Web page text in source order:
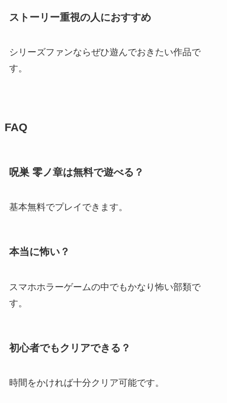
ストーリー重視の人におすすめ
シリーズファンならぜひ遊んでおきたい作品で
す。
FAQ
呪巣 零ノ章は無料で遊べる？
基本無料でプレイできます。
本当に怖い？
スマホホラーゲームの中でもかなり怖い部類で
す。
初心者でもクリアできる？
時間をかければ十分クリア可能です。